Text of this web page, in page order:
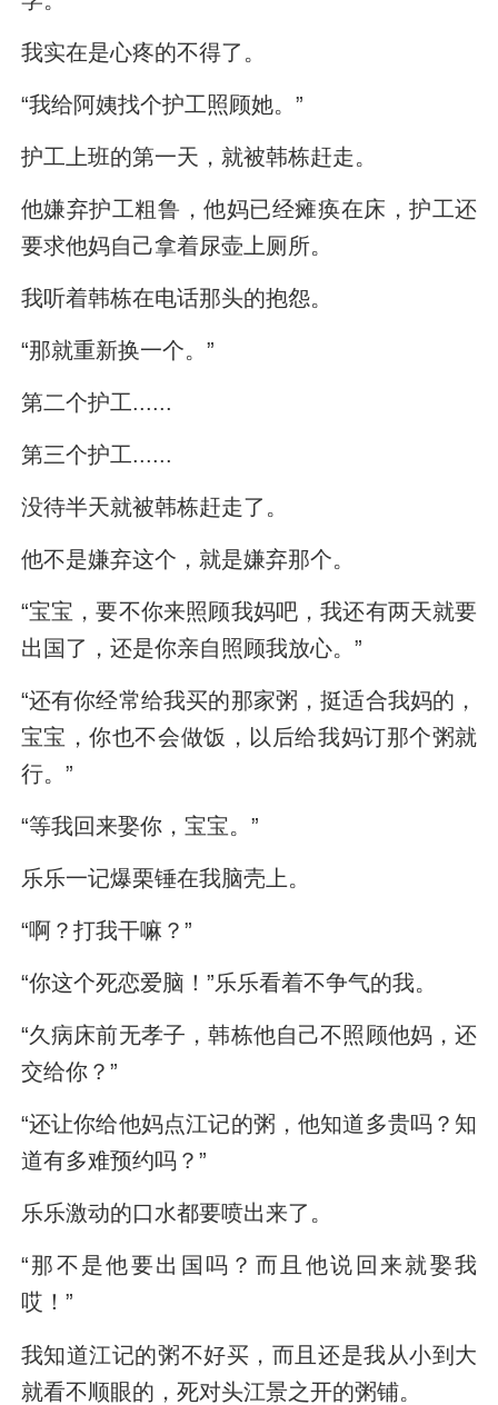
我实在是心疼的不得了。
“我给阿姨找个护工照顾她。”
护工上班的第一天，就被韩栋赶走。
他嫌弃护工粗鲁，他妈已经瘫痪在床，护工还
要求他妈自己拿着尿壶上厕所。
我听着韩栋在电话那头的抱怨。
“那就重新换一个。”
第二个护工......
第三个护工......
没待半天就被韩栋赶走了。
他不是嫌弃这个，就是嫌弃那个。
“宝宝，要不你来照顾我妈吧，我还有两天就要
出国了，还是你亲自照顾我放心。”
“还有你经常给我买的那家粥，挺适合我妈的，
宝宝，你也不会做饭，以后给我妈订那个粥就
行。”
“等我回来娶你，宝宝。”
乐乐一记爆栗锤在我脑壳上。
“啊？打我干嘛？”
“你这个死恋爱脑！”乐乐看着不争气的我。
“久病床前无孝子，韩栋他自己不照顾他妈，还
交给你？”
“还让你给他妈点江记的粥，他知道多贵吗？知
道有多难预约吗？”
乐乐激动的口水都要喷出来了。
“那不是他要出国吗？而且他说回来就娶我
哎！”
我知道江记的粥不好买，而且还是我从小到大
就看不顺眼的，死对头江景之开的粥铺。